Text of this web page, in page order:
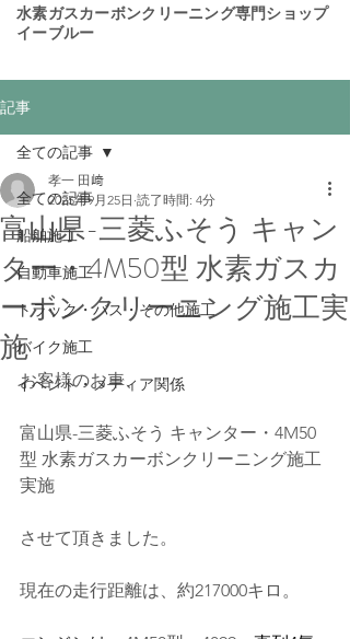
​水素ガスカーボンクリーニング専門ショップ
イーブルー
記事
全ての記事
船舶施工
自動車施工
トラック・バス・その他施工
バイク施工
イベント・メディア関係
全ての記事
富山県-三菱ふそう キャン
ター・4M50型 水素ガスカ
ーボンクリーニング施工実
施
孝一 田﨑
2025年9月25日 読了時間: 4分
お客様のお車、
富山県-三菱ふそう キャンター・4M50
型 水素ガスカーボンクリーニング施工
実施
させて頂きました。
現在の走行距離は、約217000キロ。